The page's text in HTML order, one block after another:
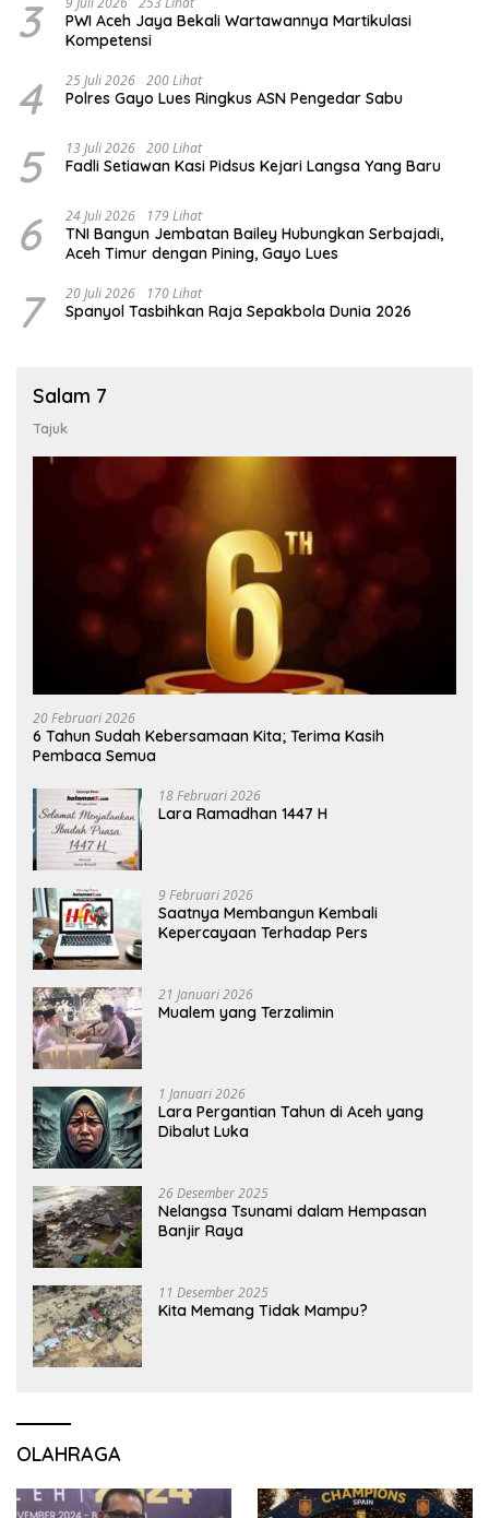
3
PWI Aceh Jaya Bekali Wartawannya Martikulasi
Kompetensi
4 25 Juli 2026 200 Lihat
Polres Gayo Lues Ringkus ASN Pengedar Sabu
5 13 Juli 2026 200 Lihat
Fadli Setiawan Kasi Pidsus Kejari Langsa Yang Baru
6 24 Juli 2026 179 Lihat
TNI Bangun Jembatan Bailey Hubungkan Serbajadi,
Aceh Timur dengan Pining, Gayo Lues
7 20 Juli 2026 170 Lihat
Spanyol Tasbihkan Raja Sepakbola Dunia 2026
Salam 7
Tajuk
20 Februari 2026
6 Tahun Sudah Kebersamaan Kita; Terima Kasih
Pembaca Semua
18 Februari 2026
Lara Ramadhan 1447 H
9 Februari 2026
Saatnya Membangun Kembali
Kepercayaan Terhadap Pers
21 Januari 2026
Mualem yang Terzalimin
1 Januari 2026
Lara Pergantian Tahun di Aceh yang
Dibalut Luka
26 Desember 2025
Nelangsa Tsunami dalam Hempasan
Banjir Raya
11 Desember 2025
Kita Memang Tidak Mampu?
OLAHRAGA